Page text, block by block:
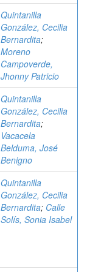
Quintanilla
González, Cecilia
Bernardita;
Moreno
Campoverde,
Jhonny Patricio
Quintanilla
González, Cecilia
Bernardita;
Vacacela
Belduma, José
Benigno
Quintanilla
González, Cecilia
Bernardita; Calle
Solís, Sonia Isabel